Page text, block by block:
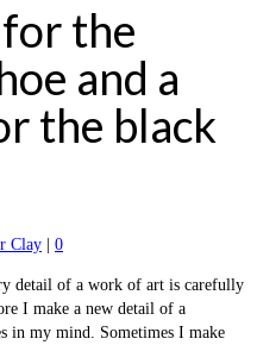
the
and a
the black
Clay 0
detail of a work of art is carefully
I make a new detail of a
in my mind. Sometimes I make